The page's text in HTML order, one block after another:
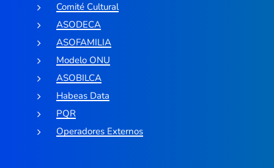
Comité Cultural
ASODECA
ASOFAMILIA
Modelo ONU
ASOBILCA
Habeas Data
PQR
Operadores Externos